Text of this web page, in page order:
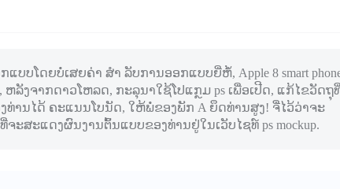
ແບບໂດຍບໍ່ເສຍຄ່າ ສຳ ລັບການອອກແບບຍີ່ຫໍ້, Apple 8 smart
ຫລັງຈາກດາວໂຫລດ, ກະລຸນາໃຊ້ໂປແກຼມ ps ເພື່ອເປີດ, ແກ້ໄຂວັດຖຸ
ານໄດ້ ຄະແນນໂບນັດ, ໃຫ້ພໍ່ຂອງພັກ A ຍຶດທ່ານສູງ! ຈື່ໄວ້ວ່າຈະ
ະສະແດງຜົນງານຕົ້ນແບບຂອງທ່ານຢູ່ໃນເວັບໄຊທ໌ ps mockup.